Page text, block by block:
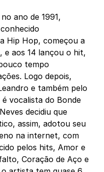
ano de 1991,
Hip Hop, começou a
e aos 14 lançou o hit,
tempo
Logo depois,
e também pelo
vocalista do Bonde
decidiu que
assim, adotou seu
na internet, com
pelos hits, Amor e
Coração de Aço e